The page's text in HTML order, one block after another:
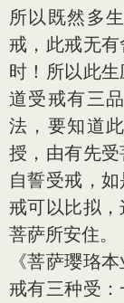
所以既然多
戒，此戒无
时！所以此
道受戒有三
法，要知道
授，由有先
自誓受戒，
戒可以比拟
菩萨所安住。
《菩萨璎珞
戒有三种受